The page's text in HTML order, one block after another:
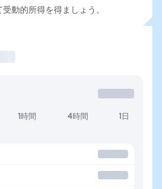
動的所得を得ましょう。
1時間 4時間 1日